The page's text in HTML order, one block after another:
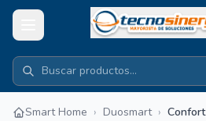
Smart Home › Duosmart › Confort